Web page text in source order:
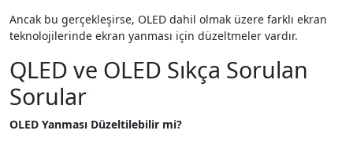
Ancak bu gerçekleşirse, OLED dahil olmak üzere farklı ekran
teknolojilerinde ekran yanması için düzeltmeler vardır.
QLED ve OLED Sıkça Sorulan
Sorular
OLED Yanması Düzeltilebilir mi?